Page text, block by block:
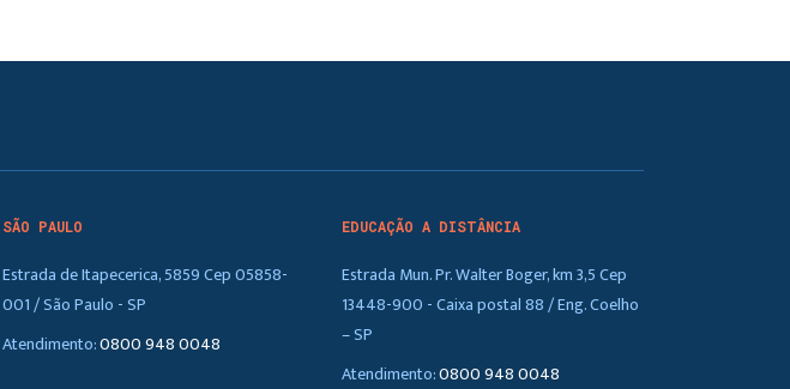
SÃO PAULO
Estrada de Itapecerica, 5859 Cep 05858-
001 / São Paulo - SP
Atendimento:0800 948 0048
EDUCAÇÃO A DISTÂNCIA
Estrada Mun. Pr. Walter Boger, km 3,5 Cep
13448-900 - Caixa postal 88 / Eng. Coelho
– SP
Atendimento:0800 948 0048